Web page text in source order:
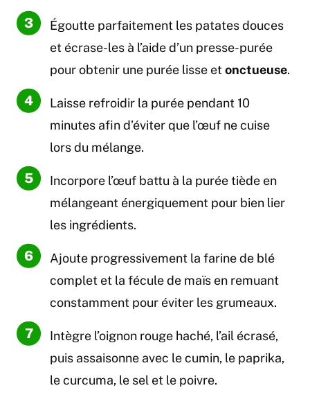
Égoutte parfaitement les patates douces
et écrase-les à l’aide d’un presse-purée
pour obtenir une purée lisse etonctueuse.
Laisse refroidir la purée pendant 10
minutes afin d’éviter que l’œuf ne cuise
lors du mélange.
Incorpore l’œuf battu à la purée tiède en
mélangeant énergiquement pour bien lier
les ingrédients.
Ajoute progressivement la farine de blé
complet et la fécule de maïs en remuant
constamment pour éviter les grumeaux.
Intègre l’oignon rouge haché, l’ail écrasé,
puis assaisonne avec le cumin, le paprika,
le curcuma, le sel et le poivre.